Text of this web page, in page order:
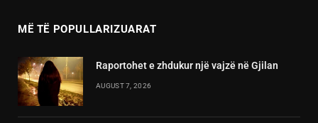
MË TË POPULLARIZUARAT
Raportohet e zhdukur një vajzë në Gjilan
AUGUST 7, 2026